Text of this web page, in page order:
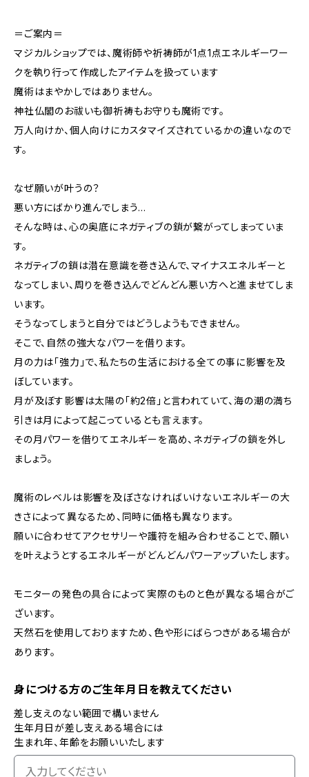
＝ご案内＝
マジカルショップでは、魔術師や祈祷師が1点1点エネルギーワー
クを執り行って作成したアイテムを扱っています
魔術はまやかしではありません。
神社仏閣のお祓いも御祈祷もお守りも魔術です。
万人向けか、個人向けにカスタマイズされているかの違いなので
す。
なぜ願いが叶うの？
悪い方にばかり進んでしまう…
そんな時は、心の奥底にネガティブの鎖が繋がってしまっていま
す。
ネガティブの鎖は潜在意識を巻き込んで、マイナスエネルギーと
なってしまい、周りを巻き込んでどんどん悪い方へと進ませてしま
います。
そうなってしまうと自分ではどうしようもできません。
そこで、自然の強大なパワーを借ります。
月の力は「強力」で、私たちの生活における全ての事に影響を及
ぼしています。
月が及ぼす影響は太陽の「約2倍」と言われていて、海の潮の満ち
引きは月によって起こっているとも言えます。
その月パワーを借りてエネルギーを高め、ネガティブの鎖を外し
ましょう。
魔術のレベルは影響を及ぼさなければいけないエネルギーの大
きさによって異なるため、同時に価格も異なります。
願いに合わせてアクセサリーや護符を組み合わせることで、願い
を叶えようとするエネルギーがどんどんパワーアップいたします。
モニターの発色の具合によって実際のものと色が異なる場合がご
ざいます。
天然石を使用しておりますため、色や形にばらつきがある場合が
あります。
身につける方のご生年月日を教えてください
差し支えのない範囲で構いません
生年月日が差し支えある場合には
生まれ年、年齢をお願いいたします